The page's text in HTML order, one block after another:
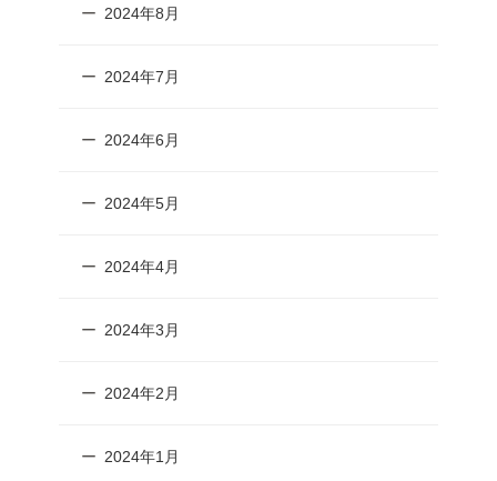
2024年8月
2024年7月
2024年6月
2024年5月
2024年4月
2024年3月
2024年2月
2024年1月